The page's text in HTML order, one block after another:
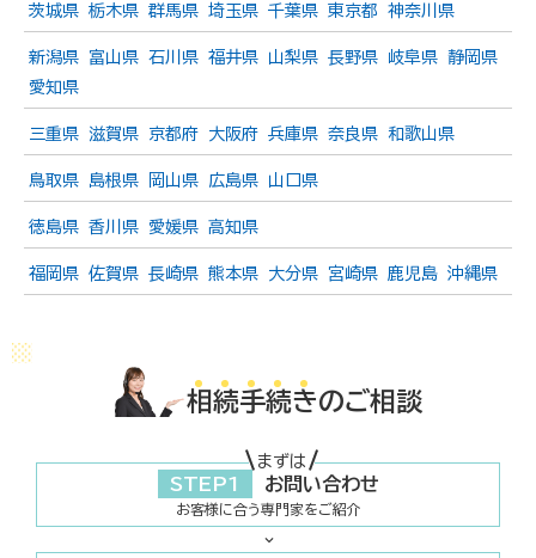
茨城県 栃木県 群馬県 埼玉県 千葉県 東京都 神奈川県
新潟県 富山県 石川県 福井県 山梨県 長野県 岐阜県 静岡県
愛知県
三重県 滋賀県 京都府 大阪府 兵庫県 奈良県 和歌山県
鳥取県 島根県 岡山県 広島県 山口県
徳島県 香川県 愛媛県 高知県
福岡県 佐賀県 長崎県 熊本県 大分県 宮崎県 鹿児島 沖縄県
相続手続きのご相談
まずは
STEP1 お問い合わせ
お客様に合う専門家をご紹介